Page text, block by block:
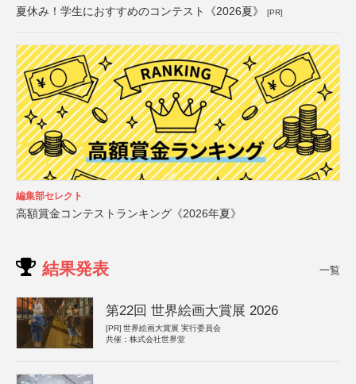
夏休み！学生におすすめのコンテスト《2026夏》 [PR]
編集部セレクト
高額賞金コンテストランキング《2026年夏》
結果発表 一覧
第22回 世界絵画大賞展 2026
[PR] 世界絵画大賞展 実行委員会
共催：株式会社世界堂